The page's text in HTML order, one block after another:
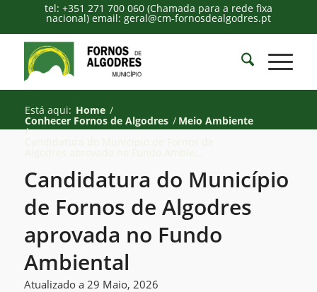
tel: +351 271 700 060 (Chamada para a rede fixa
nacional) email: geral@cm-fornosdealgodres.pt
Está aqui: Home /
Conhecer Fornos de Algodres / Meio Ambiente
/
Candidatura do Município de Fornos de
Algodres aprovada no Fundo Ambie...
Candidatura do Município
de Fornos de Algodres
aprovada no Fundo
Ambiental
Atualizado a 29 Maio, 2026